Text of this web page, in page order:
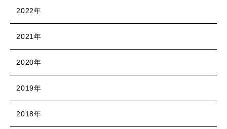
2022年
2021年
2020年
2019年
2018年